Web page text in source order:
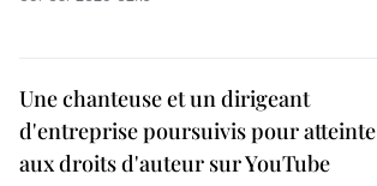
Une chanteuse et un dirigeant
d'entreprise poursuivis pour atteinte
aux droits d'auteur sur YouTube